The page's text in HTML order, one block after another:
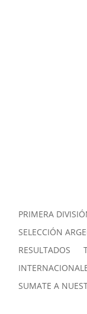
PRIMERA
SELECCIÓN
RESULTADOS
SUMATE A